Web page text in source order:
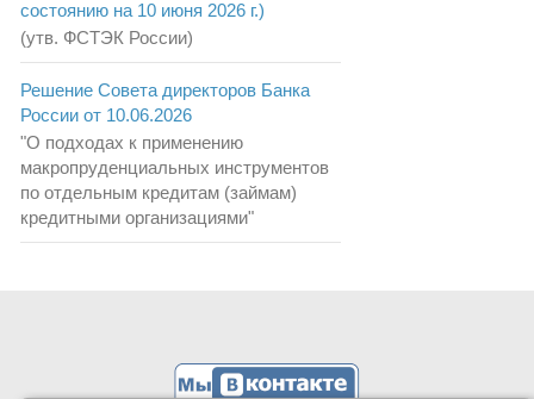
состоянию на 10 июня 2026 г.)
(утв. ФСТЭК России)
Решение Совета директоров Банка
России от 10.06.2026
"О подходах к применению
макропруденциальных инструментов
по отдельным кредитам (займам)
кредитными организациями"